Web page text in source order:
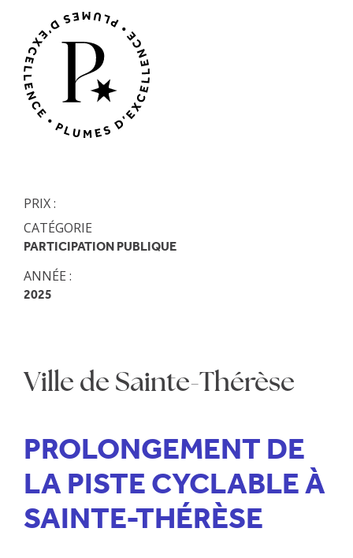
PRIX :
CATÉGORIE
PARTICIPATION PUBLIQUE
ANNÉE :
2025
Ville de Sainte-Thérèse
PROLONGEMENT DE
LA PISTE CYCLABLE À
SAINTE-THÉRÈSE